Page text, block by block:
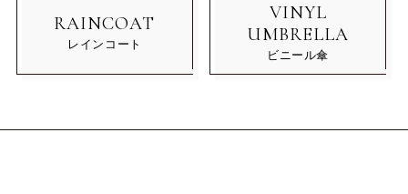
RAINCOAT
レインコート
VINYL
UMBRELLA
ビニール傘